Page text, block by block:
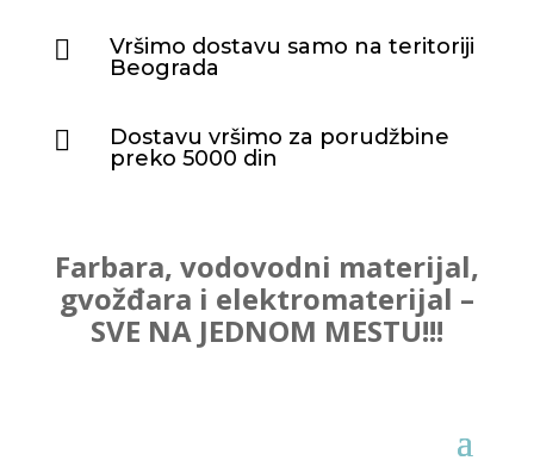

Vršimo dostavu samo na teritoriji
Beograda

Dostavu vršimo za porudžbine
preko 5000 din
Farbara, vodovodni materijal,
gvožđara i elektromaterijal –
SVE NA JEDNOM MESTU!!!